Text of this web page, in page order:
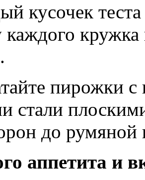
кусочек
каждого
пирожки
стали
до румяной
аппетита и